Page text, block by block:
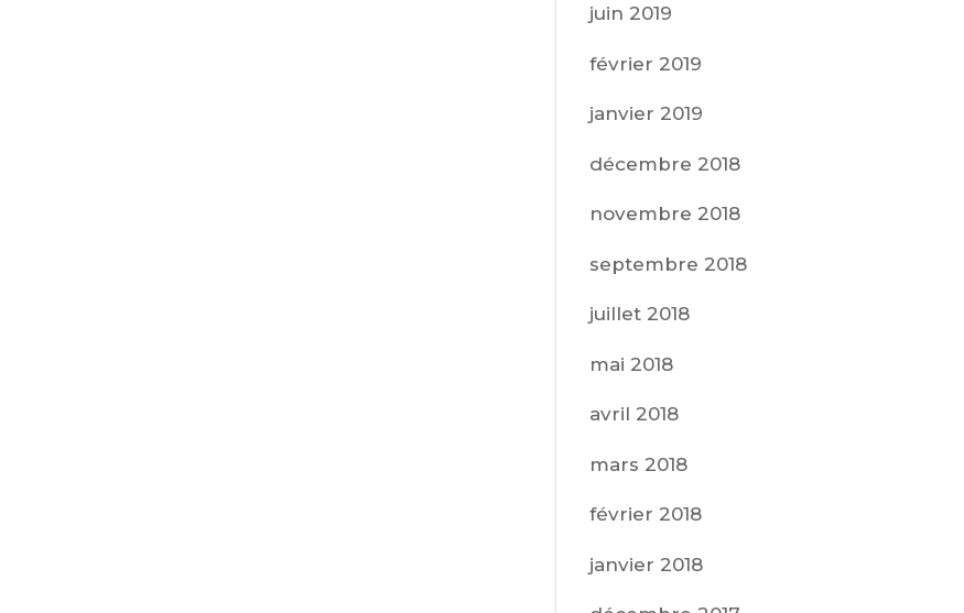
juin 2019
février 2019
janvier 2019
décembre 2018
novembre 2018
septembre 2018
juillet 2018
mai 2018
avril 2018
mars 2018
février 2018
janvier 2018